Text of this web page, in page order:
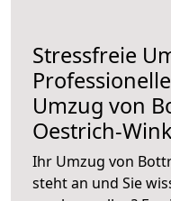
Stressfreie
Umzug von
Oestrich-
Ihr Umzug von
steht an und Sie